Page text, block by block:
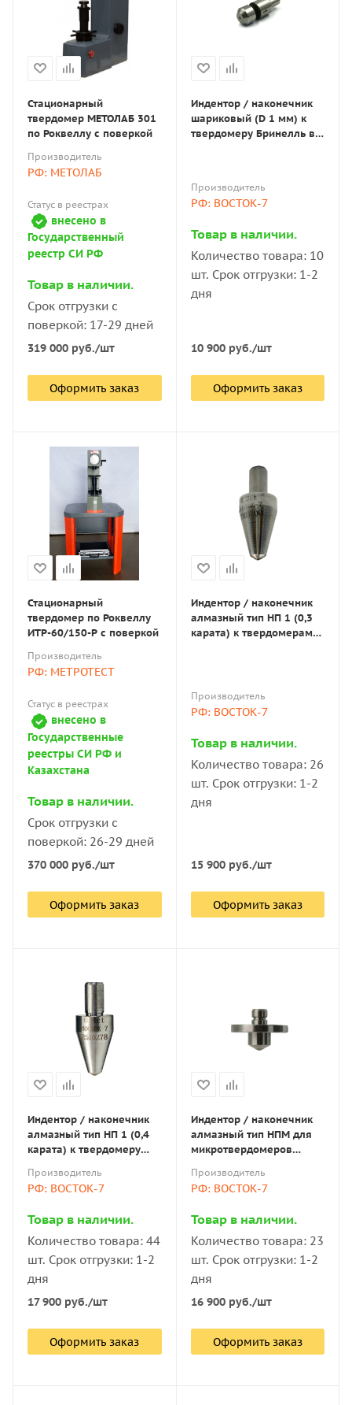
Стационарный
твердомер МЕТОЛАБ 301
по Роквеллу с поверкой
Производитель
РФ: МЕТОЛАБ
Статус в реестрах
внесено в
Государственный
реестр СИ РФ
Товар в наличии.
Срок отгрузки с
поверкой: 17-29 дней
319 000 руб./шт
Оформить заказ
Индентор / наконечник
шариковый (D 1 мм) к
твердомеру Бринелль в
Производитель
РФ: ВОСТОК-7
Товар в наличии.
Количество товара: 10
шт. Срок отгрузки: 1-2
дня
10 900руб./шт
Оформить заказ
Стационарный
твердомер по Роквеллу
ИТР-60/150-Р с поверкой
Производитель
РФ: МЕТРОТЕСТ
Статус в реестрах
внесено в
Государственные
реестры СИ РФ и
Казахстана
Товар в наличии.
Срок отгрузки с
поверкой: 26-29 дней
370 000 руб./шт
Оформить заказ
Индентор / наконечник
алмазный тип НП 1 (0,3
карата) к твердомерам
Производитель
РФ: ВОСТОК-7
Товар в наличии.
Количество товара: 26
шт. Срок отгрузки: 1-2
дня
15 900руб./шт
Оформить заказ
Индентор / наконечник
алмазный тип НП 1 (0,4
карата) к твердомеру
81
Производитель
РФ: ВОСТОК-7
Товар в наличии.
Количество товара: 44
шт. Срок отгрузки: 1-2
дня
17 900 руб./шт
Оформить заказ
Индентор / наконечник
алмазный тип НПМ для
микротвердомеров
9377-81
Производитель
РФ: ВОСТОК-7
Товар в наличии.
Количество товара: 23
шт. Срок отгрузки: 1-2
дня
16 900руб./шт
Оформить заказ